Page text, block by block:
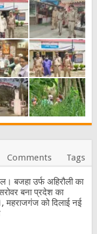
Comments Tags
बजहा उर्फ अहिरौली का
बना प्रदेश का
महराजगंज को दिलाई नई